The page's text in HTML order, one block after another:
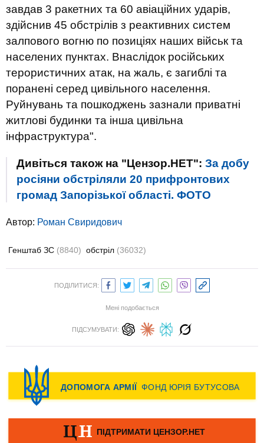
завдав 3 ракетних та 60 авіаційних ударів,
здійснив 45 обстрілів з реактивних систем
залпового вогню по позиціях наших військ та
населених пунктах. Внаслідок російських
терористичних атак, на жаль, є загиблі та
поранені серед цивільного населення.
Руйнувань та пошкоджень зазнали приватні
житлові будинки та інша цивільна
інфраструктура".
Дивіться також на "Цензор.НЕТ": За добу
росіяни обстріляли 20 прифронтових
громад Запорізької області. ФОТО
Автор: Роман Свиридович
Генштаб ЗС (8840) обстріл (36032)
ПОДІЛИТИСЯ:
Мені подобається
ПІДСУМУВАТИ: